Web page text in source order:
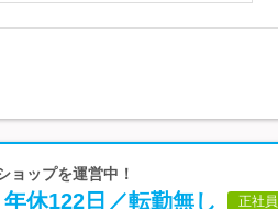
ョップを運営中！
休122日／転勤無し 正社員